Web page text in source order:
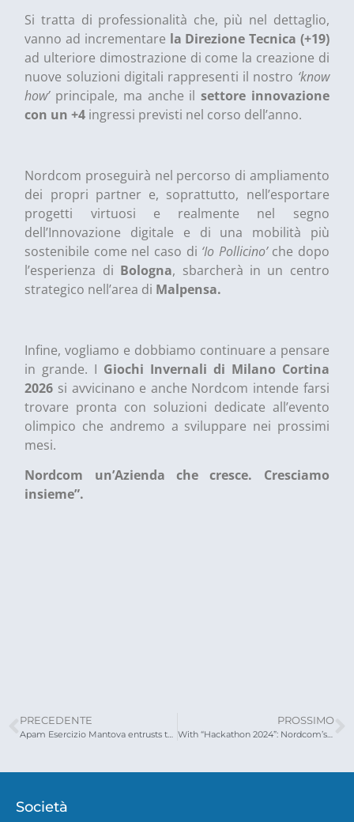
Si tratta di professionalità che, più nel dettaglio,
vanno ad incrementare la Direzione Tecnica (+19)
ad ulteriore dimostrazione di come la creazione di
nuove soluzioni digitali rappresenti il nostro ‘know
how’ principale, ma anche il settore innovazione
con un +4 ingressi previsti nel corso dell’anno.
Nordcom proseguirà nel percorso di ampliamento
dei propri partner e, soprattutto, nell’esportare
progetti virtuosi e realmente nel segno
dell’Innovazione digitale e di una mobilità più
sostenibile come nel caso di ‘Io Pollicino’ che dopo
l’esperienza di Bologna, sbarcherà in un centro
strategico nell’area di Malpensa.
Infine, vogliamo e dobbiamo continuare a pensare
in grande. I Giochi Invernali di Milano Cortina
2026 si avvicinano e anche Nordcom intende farsi
trovare pronta con soluzioni dedicate all’evento
olimpico che andremo a sviluppare nei prossimi
mesi.
Nordcom un’Azienda che cresce. Cresciamo
insieme”.
PRECEDENTE
Apam Esercizio Mantova entrusts the back office service to Nordcom
PROSSIMO
With “Hackathon 2024”: Nordcom’s creative marathon begins
Società